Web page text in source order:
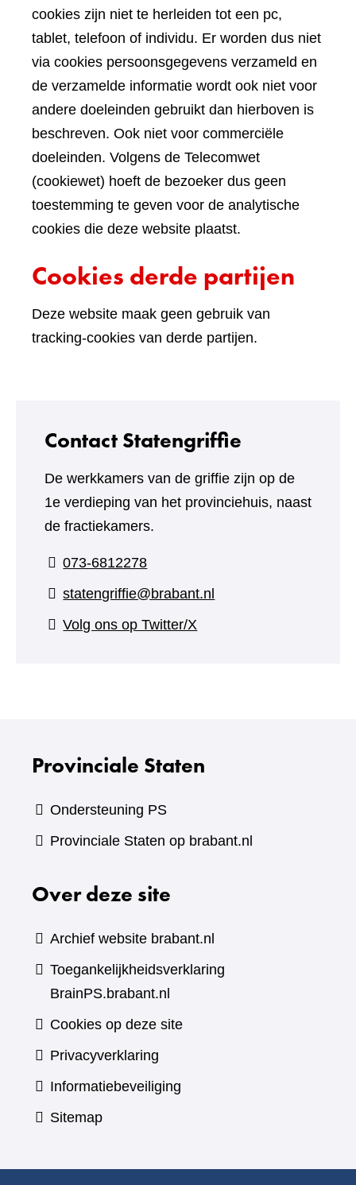
cookies zijn niet te herleiden tot een pc,
tablet, telefoon of individu. Er worden dus niet
via cookies persoonsgegevens verzameld en
de verzamelde informatie wordt ook niet voor
andere doeleinden gebruikt dan hierboven is
beschreven. Ook niet voor commerciële
doeleinden. Volgens de Telecomwet
(cookiewet) hoeft de bezoeker dus geen
toestemming te geven voor de analytische
cookies die deze website plaatst.
Cookies derde partijen
Deze website maak geen gebruik van
tracking-cookies van derde partijen.
Contact Statengriffie
De werkkamers van de griffie zijn op de
1e verdieping van het provinciehuis, naast
de fractiekamers.
073-6812278
statengriffie@brabant.nl
Volg ons op Twitter/X
Provinciale Staten
Ondersteuning PS
Provinciale Staten op brabant.nl
Over deze site
Archief website brabant.nl
Toegankelijkheidsverklaring
BrainPS.brabant.nl
Cookies op deze site
Privacyverklaring
Informatiebeveiliging
Sitemap